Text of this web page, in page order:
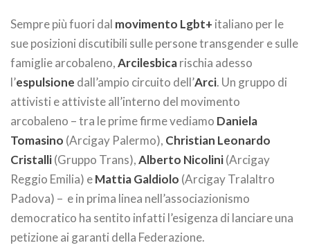
Sempre più fuori dal movimento Lgbt+ italiano per le
sue posizioni discutibili sulle persone transgender e sulle
famiglie arcobaleno,Arcilesbicarischia adesso
l’espulsione dall’ampio circuito dell’Arci. Un gruppo di
attivisti e attiviste all’interno del movimento
arcobaleno – tra le prime firme vediamo Daniela
Tomasino (Arcigay Palermo), Christian Leonardo
Cristalli(Gruppo Trans),Alberto Nicolini(Arcigay
Reggio Emilia) eMattia Galdiolo (Arcigay Tralaltro
Padova) – e in prima linea nell’associazionismo
democratico ha sentito infatti l’esigenza di lanciare una
petizione ai garanti della Federazione.